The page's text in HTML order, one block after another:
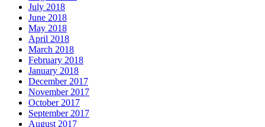
July 2018
June 2018
May 2018
April 2018
March 2018
February 2018
January 2018
December 2017
November 2017
October 2017
September 2017
August 2017